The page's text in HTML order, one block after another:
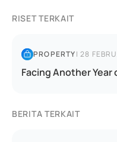
RISET TERKAIT
PROPERTY|28
Facing Another Year
BERITA TERKAIT